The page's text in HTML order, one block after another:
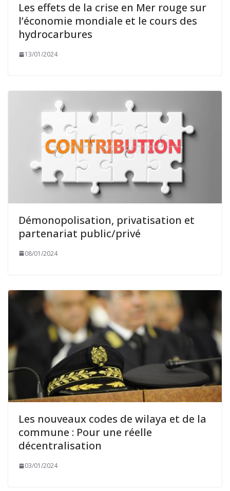
Les effets de la crise en Mer rouge sur
l’économie mondiale et le cours des
hydrocarbures
13/01/2024
Démonopolisation, privatisation et
partenariat public/privé
08/01/2024
Les nouveaux codes de wilaya et de la
commune : Pour une réelle
décentralisation
03/01/2024